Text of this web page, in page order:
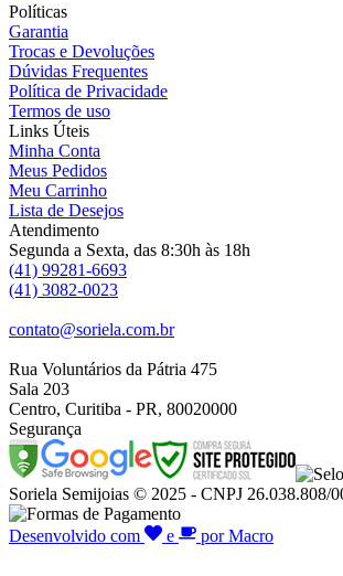
Políticas
Garantia
Trocas e Devoluções
Dúvidas Frequentes
Política de Privacidade
Termos de uso
Links Úteis
Minha Conta
Meus Pedidos
Meu Carrinho
Lista de Desejos
Atendimento
Segunda a Sexta, das 8:30h às 18h
(41) 99281-6693
(41) 3082-0023
contato@soriela.com.br
Rua Voluntários da Pátria 475
Sala 203
Centro, Curitiba - PR, 80020000
Segurança
Soriela Semijoias © 2025 - CNPJ 26.038.808/
Desenvolvido com e por Macro